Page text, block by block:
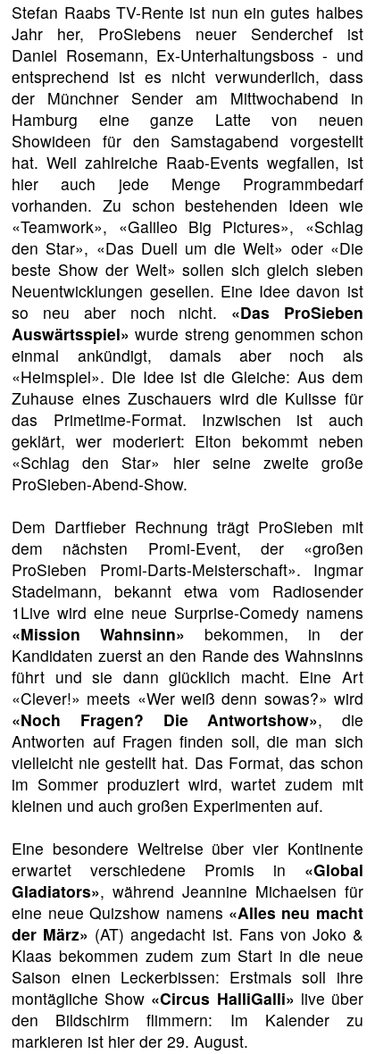
Stefan Raabs TV-Rente ist nun ein gutes halbes
Jahr her, ProSiebens neuer Senderchef ist
Daniel Rosemann, Ex-Unterhaltungsboss - und
entsprechend ist es nicht verwunderlich, dass
der Münchner Sender am Mittwochabend in
Hamburg eine ganze Latte von neuen
Showideen für den Samstagabend vorgestellt
hat. Weil zahlreiche Raab-Events wegfallen, ist
hier auch jede Menge Programmbedarf
vorhanden. Zu schon bestehenden Ideen wie
«Teamwork», «Galileo Big Pictures», «Schlag
den Star», «Das Duell um die Welt» oder «Die
beste Show der Welt» sollen sich gleich sieben
Neuentwicklungen gesellen. Eine Idee davon ist
so neu aber noch nicht. «Das ProSieben
Auswärtsspiel» wurde streng genommen schon
einmal ankündigt, damals aber noch als
«Heimspiel». Die Idee ist die Gleiche: Aus dem
Zuhause eines Zuschauers wird die Kulisse für
das Primetime-Format. Inzwischen ist auch
geklärt, wer moderiert: Elton bekommt neben
«Schlag den Star» hier seine zweite große
ProSieben-Abend-Show.
Dem Dartfieber Rechnung trägt ProSieben mit
dem nächsten Promi-Event, der «großen
ProSieben Promi-Darts-Meisterschaft». Ingmar
Stadelmann, bekannt etwa vom Radiosender
1Live wird eine neue Surprise-Comedy namens
«Mission Wahnsinn» bekommen, in der
Kandidaten zuerst an den Rande des Wahnsinns
führt und sie dann glücklich macht. Eine Art
«Clever!» meets «Wer weiß denn sowas?» wird
«Noch Fragen? Die Antwortshow», die
Antworten auf Fragen finden soll, die man sich
vielleicht nie gestellt hat. Das Format, das schon
im Sommer produziert wird, wartet zudem mit
kleinen und auch großen Experimenten auf.
Eine besondere Weltreise über vier Kontinente
erwartet verschiedene Promis in «Global
Gladiators», während Jeannine Michaelsen für
eine neue Quizshow namens «Alles neu macht
der März» (AT) angedacht ist. Fans von Joko &
Klaas bekommen zudem zum Start in die neue
Saison einen Leckerbissen: Erstmals soll ihre
montägliche Show «Circus HalliGalli» live über
den Bildschirm flimmern: Im Kalender zu
markieren ist hier der 29. August.